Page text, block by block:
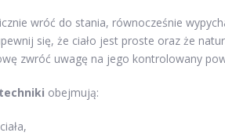
wróć do stania, równocześnie
się, że ciało jest proste oraz że
zwróć uwagę na jego kontrolowany
obejmują: